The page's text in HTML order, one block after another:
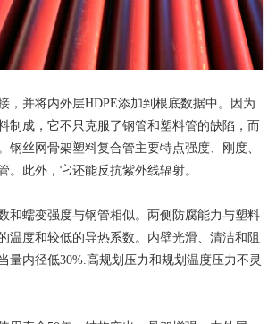
并将内外层HDPE添加到根底数据中。因为
制成，它不只克服了钢管和塑料管的缺陷，而
钢丝网骨架塑料复合管主要特点强度、刚度、
。此外，它还能反抗紫外线辐射。
蠕变强度与钢管相似。两侧防腐能力与塑料
温度和较低的导热系数。内壁光滑、清洁和阻
量内径低30%.高规划压力和规划温度压力不灵